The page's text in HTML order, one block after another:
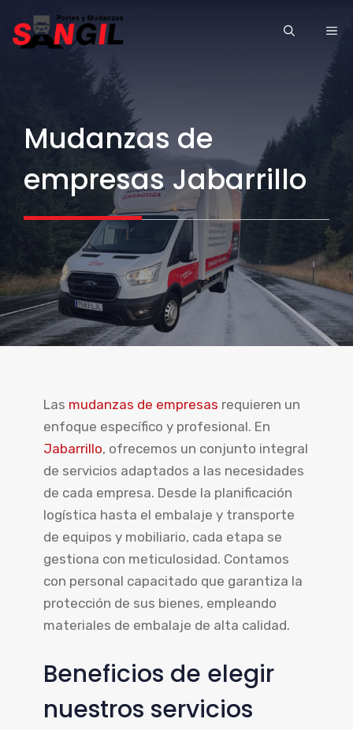
Mudanzas de
empresas Jabarrillo
Las mudanzas de empresas requieren un
enfoque específico y profesional. En
Jabarrillo, ofrecemos un conjunto integral
de servicios adaptados a las necesidades
de cada empresa. Desde la planificación
logística hasta el embalaje y transporte
de equipos y mobiliario, cada etapa se
gestiona con meticulosidad. Contamos
con personal capacitado que garantiza la
protección de sus bienes, empleando
materiales de embalaje de alta calidad.
Beneficios de elegir
nuestros servicios